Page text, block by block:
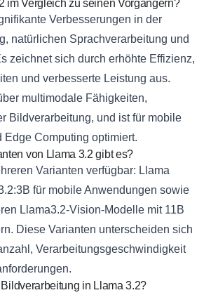
im Vergleich zu seinen Vorgängern?
Verbesserungen in der
natürlichen Sprachverarbeitung und
zeichnet sich durch erhöhte Effizienz,
und verbesserte Leistung aus.
multimodale Fähigkeiten,
Bildverarbeitung, und ist für mobile
Computing optimiert.
von Llama 3.2 gibt es?
Varianten verfügbar: Llama
für mobile Anwendungen sowie
Llama3.2-Vision-Modelle mit 11B
Diese Varianten unterscheiden sich
Verarbeitungsgeschwindigkeit
in Llama 3.2?